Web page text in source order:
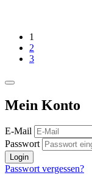
1
2
3
Mein Konto
E-Mail
Passwort
Login
Passwort vergessen?